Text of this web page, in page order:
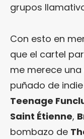
grupos
Con esto en
que el cartel
me merece
puñado de
Teenage
Saint Étienne,
bombazo de